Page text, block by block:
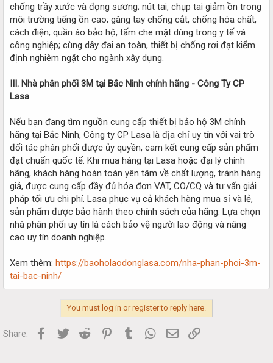
chống trầy xước và đọng sương; nút tai, chụp tai giảm ồn trong
môi trường tiếng ồn cao; găng tay chống cắt, chống hóa chất,
cách điện; quần áo bảo hộ, tấm che mặt dùng trong y tế và
công nghiệp; cùng dây đai an toàn, thiết bị chống rơi đạt kiểm
định nghiêm ngặt cho ngành xây dựng.
III. Nhà phân phối 3M tại Bắc Ninh chính hãng - Công Ty CP
Lasa
Nếu bạn đang tìm nguồn cung cấp thiết bị bảo hộ 3M chính
hãng tại Bắc Ninh, Công ty CP Lasa là địa chỉ uy tín với vai trò
đối tác phân phối được ủy quyền, cam kết cung cấp sản phẩm
đạt chuẩn quốc tế. Khi mua hàng tại Lasa hoặc đại lý chính
hãng, khách hàng hoàn toàn yên tâm về chất lượng, tránh hàng
giả, được cung cấp đầy đủ hóa đơn VAT, CO/CQ và tư vấn giải
pháp tối ưu chi phí. Lasa phục vụ cả khách hàng mua sỉ và lẻ,
sản phẩm được bảo hành theo chính sách của hãng. Lựa chọn
nhà phân phối uy tín là cách bảo vệ người lao động và nâng
cao uy tín doanh nghiệp.
Xem thêm: https://baoholaodonglasa.com/nha-phan-phoi-3m-
tai-bac-ninh/
You must log in or register to reply here.
Share: Facebook
Twitter Reddit PinterestTumblr WhatsApp
Email